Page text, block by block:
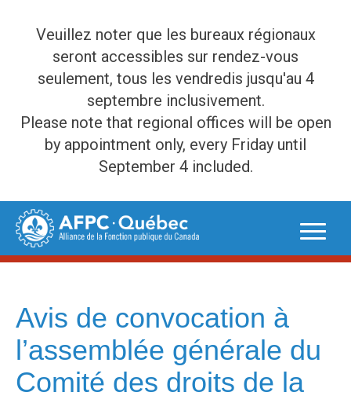
Veuillez noter que les bureaux régionaux
seront accessibles sur rendez-vous
seulement, tous les vendredis jusqu'au 4
septembre inclusivement.
Please note that regional offices will be open
by appointment only, every Friday until
September 4 included.
Skip
content
Avis de convocation à
l’assemblée générale du
Comité des droits de la